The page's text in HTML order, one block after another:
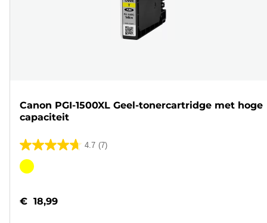
Canon PGI-1500XL Geel-tonercartridge met hoge
capaciteit
4.7 (7)
4.7
van
sterren.
Kleurencartridge
€ 18,99